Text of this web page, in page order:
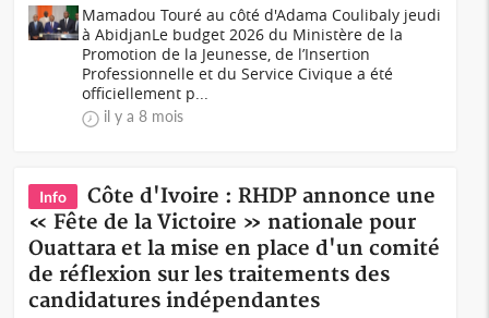
Mamadou Touré au côté d'Adama Coulibaly jeudi
à AbidjanLe budget 2026 du Ministère de la
Promotion de la Jeunesse, de l’Insertion
Professionnelle et du Service Civique a été
officiellement p...
il y a 8 mois
Info
Côte d'Ivoire : RHDP annonce une
« Fête de la Victoire » nationale pour
Ouattara et la mise en place d'un comité
de réflexion sur les traitements des
candidatures indépendantes